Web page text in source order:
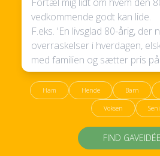
Ham Hende Barn
Voksen
FIND